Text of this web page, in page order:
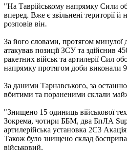
"На Таврійському напрямку Сили
вперед. Вже є звільнені території
розповів він.
За його словами, протягом минулої
атакував позиції ЗСУ та здійснив
ракетних військ та артилерії Сил
напрямку протягом доби виконали
За даними Тарнавського, за
вбитими та пораненими склали
"Знищено 15 одиниць військової
Зокрема, чотири ББМ, два БпЛА
артилерійська установка 2С3
Також було знищено склад
військовий.